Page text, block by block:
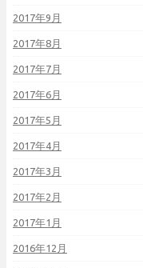
2017年9月
2017年8月
2017年7月
2017年6月
2017年5月
2017年4月
2017年3月
2017年2月
2017年1月
2016年12月